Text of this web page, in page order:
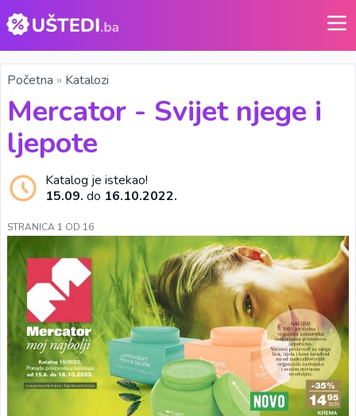
Početna » Katalozi
Mercator - Svijet njege i
ljepote
Katalog je istekao!
15.09. do 16.10.2022.
STRANICA 1 OD 16